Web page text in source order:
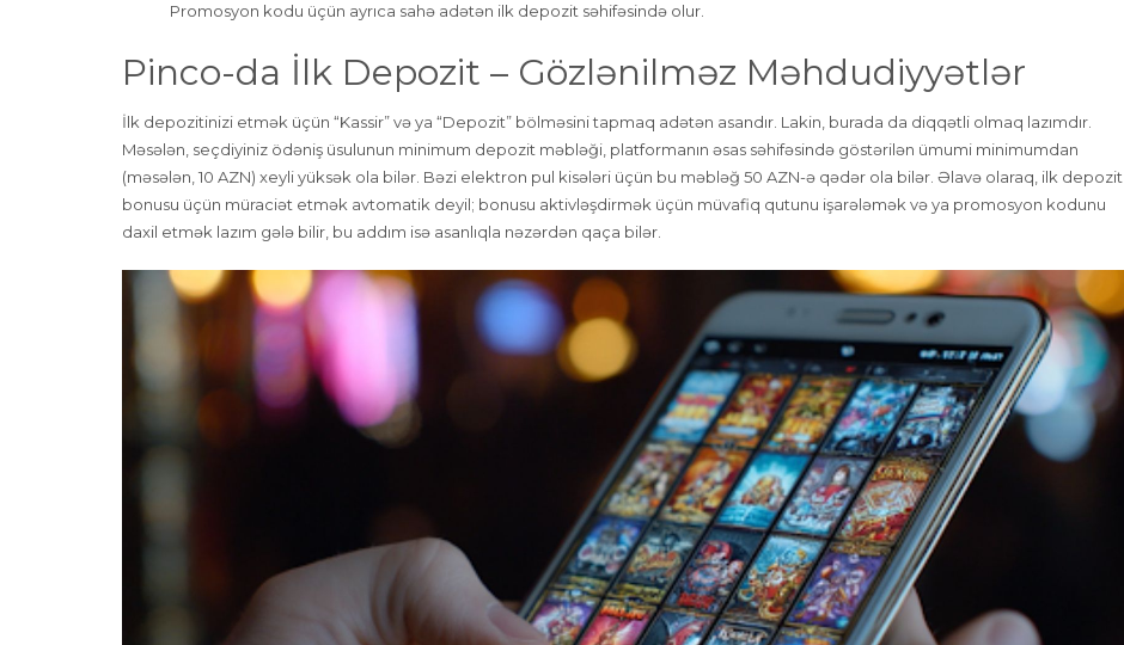
Promosyon kodu üçün ayrıca sahə adətən ilk depozit səhifəsində olur.
Pinco-da İlk Depozit – Gözlənilməz Məhdudiyyətlər
İlk depozitinizi etmək üçün “Kassir” və ya “Depozit” bölməsini tapmaq adətən asandır. Lakin, burada da diqqətli olmaq lazımdır.
Məsələn, seçdiyiniz ödəniş üsulunun minimum depozit məbləği, platformanın əsas səhifəsində göstərilən ümumi minimumdan
(məsələn, 10 AZN) xeyli yüksək ola bilər. Bəzi elektron pul kisələri üçün bu məbləğ 50 AZN-ə qədər ola bilər. Əlavə olaraq, ilk depozit
bonusu üçün müraciət etmək avtomatik deyil; bonusu aktivləşdirmək üçün müvafiq qutunu işarələmək və ya promosyon kodunu
daxil etmək lazım gələ bilir, bu addım isə asanlıqla nəzərdən qaça bilər.